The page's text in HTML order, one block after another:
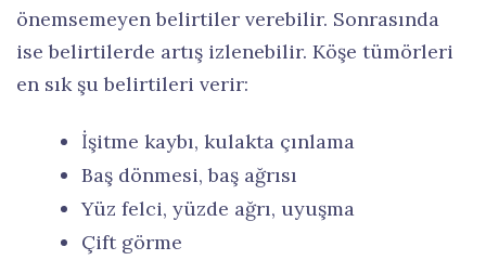
önemsemeyen belirtiler verebilir. Sonrasında
ise belirtilerde artış izlenebilir. Köşe tümörleri
en sık şu belirtileri verir:
İşitme kaybı, kulakta çınlama
Baş dönmesi, baş ağrısı
Yüz felci, yüzde ağrı, uyuşma
Çift görme